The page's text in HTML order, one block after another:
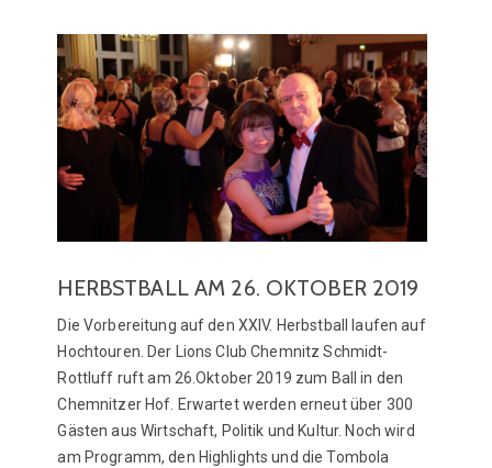
HERBSTBALL AM 26. OKTOBER 2019
Die Vorbereitung auf den XXIV. Herbstball laufen auf
Hochtouren. Der Lions Club Chemnitz Schmidt-
Rottluff ruft am 26.Oktober 2019 zum Ball in den
Chemnitzer Hof. Erwartet werden erneut über 300
Gästen aus Wirtschaft, Politik und Kultur. Noch wird
am Programm, den Highlights und die Tombola